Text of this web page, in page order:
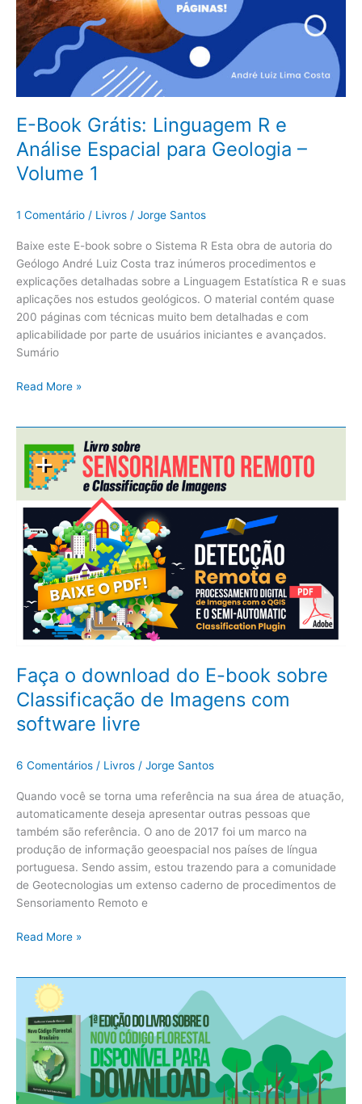
E-Book Grátis: Linguagem R e
Análise Espacial para Geologia –
Volume 1
1 Comentário / Livros / Jorge Santos
Baixe este E-book sobre o Sistema R Esta obra de autoria do
Geólogo André Luiz Costa traz inúmeros procedimentos e
explicações detalhadas sobre a Linguagem Estatística R e suas
aplicações nos estudos geológicos. O material contém quase
200 páginas com técnicas muito bem detalhadas e com
aplicabilidade por parte de usuários iniciantes e avançados.
Sumário
Read More »
Faça o download do E-book sobre
Classificação de Imagens com
software livre
6 Comentários / Livros / Jorge Santos
Quando você se torna uma referência na sua área de atuação,
automaticamente deseja apresentar outras pessoas que
também são referência. O ano de 2017 foi um marco na
produção de informação geoespacial nos países de língua
portuguesa. Sendo assim, estou trazendo para a comunidade
de Geotecnologias um extenso caderno de procedimentos de
Sensoriamento Remoto e
download
do
E-
book
sobre
Classificação
Imagens
com
software
Read More »
Primeira
Edição
do
Livro
Sobre
Novo